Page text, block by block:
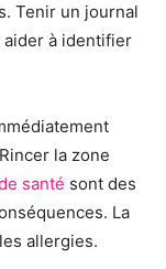
Tenir un journal
à identifier
la zone
santé sont des
La
allergies.